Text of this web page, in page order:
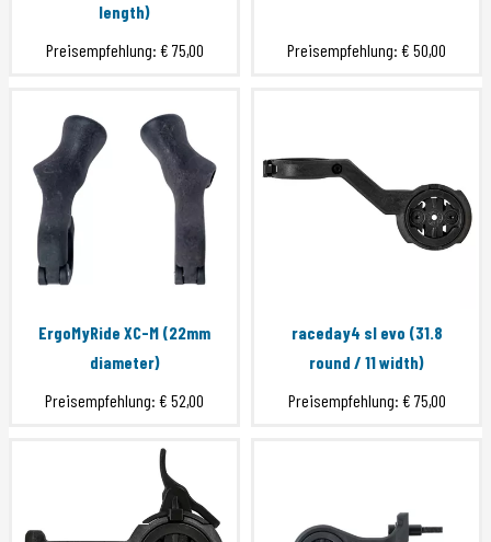
length)
Preisempfehlung: € 75,00 Preisempfehlung: € 50,00
ErgoMyRide XC-M (22mm
diameter)
Preisempfehlung: € 52,00
raceday4 sl evo (31.8
round / 11 width)
Preisempfehlung: € 75,00